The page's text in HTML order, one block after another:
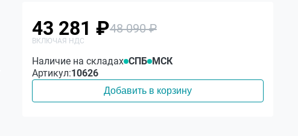
43 281 ₽48 090 ₽
Наличие на складах СПБ МСК
Артикул:10626
Добавить в корзину